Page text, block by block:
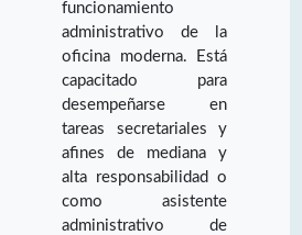
funcionamiento
administrativo de la
oficina moderna. Está
capacitado para
desempeñarse en
tareas secretariales y
afines de mediana y
alta responsabilidad o
como asistente
administrativo de